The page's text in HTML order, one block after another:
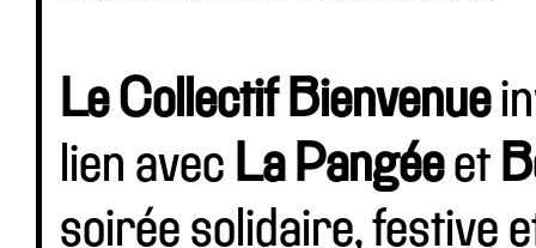
Le Collectif Bienvenue
lien avec La Pangéeet
soirée solidaire, festive